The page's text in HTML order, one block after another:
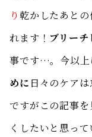
り 乾かしたあとの
れます！ ブリー
事です…。今以上
めに 日々のケア
ですがこの記事
くしたいと思って